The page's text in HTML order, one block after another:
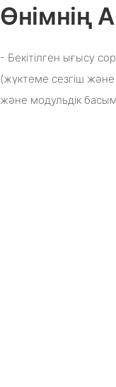
Өнімнің
- Бекітілген ығысу
(жүктеме сезгіш
және модульдік